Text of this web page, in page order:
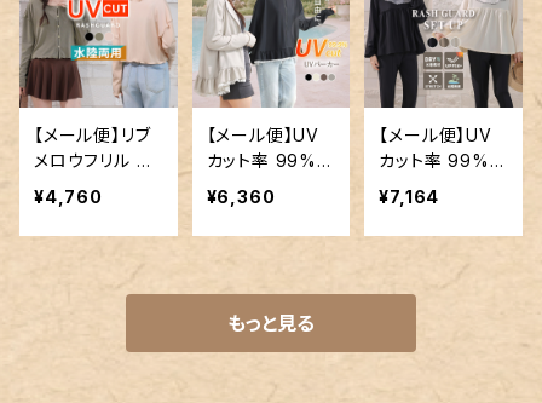
薄い 軽い／ras
hguard097
【メール便】リブ
メロウフリル カ
ーディガン ラッ
シュガード 洋服
見え／rashgua
¥4,760
【メール便】UV
カット率 99%以
上 プチハイネッ
ク UVパーカー
ラッシュガード
88
¥6,360
【メール便】UV
カット率 99%以
上 ビッグカラー
ラッシュガード
セットアップ 洋
セット／rashgu
¥7,164
もっと見る